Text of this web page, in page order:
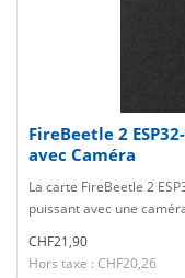
FireBeetle 2
avec Caméra
La carte FireBeetle 2
puissant avec une
CHF21,90
Hors taxe : CHF20,26